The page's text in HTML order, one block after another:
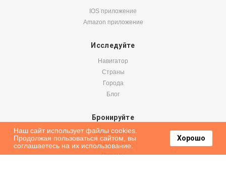
IOS приложение
Amazon приложение
Исследуйте
Навигатор
Страны
Города
Блог
Бронируйте
Авиабилеты
Аренда авто
Паромы
Наш сайт использует файлы cookies.
Продолжая пользоваться сайтом, вы
соглашаетесь на их использование.
Хорошо